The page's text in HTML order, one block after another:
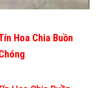
Hoa Chia Buồn